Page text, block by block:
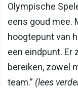
Olympische
eens goud mee.
hoogtepunt van
een eindpunt. Er
bereiken, zowel
team.” (lees